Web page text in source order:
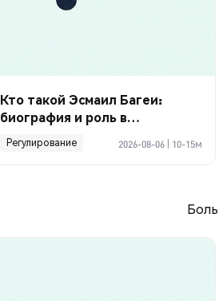
Кто такой Эсмаил Багеи:
биография и роль в
криптосделке по Ормузу
Регулирование 2026-08-06 10-15м